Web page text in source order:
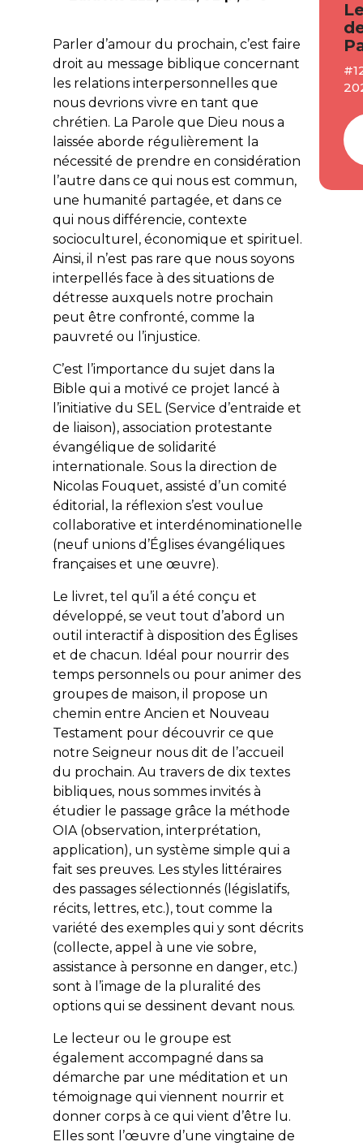
Parler d’amour du prochain, c’est faire
droit au message biblique concernant
les relations interpersonnelles que
nous devrions vivre en tant que
chrétien. La Parole que Dieu nous a
laissée aborde régulièrement la
nécessité de prendre en considération
l’autre dans ce qui nous est commun,
une humanité partagée, et dans ce
qui nous différencie, contexte
socioculturel, économique et spirituel.
Ainsi, il n’est pas rare que nous soyons
interpellés face à des situations de
détresse auxquels notre prochain
peut être confronté, comme la
pauvreté ou l’injustice.
C’est l’importance du sujet dans la
Bible qui a motivé ce projet lancé à
l’initiative du SEL (Service d’entraide et
de liaison), association protestante
évangélique de solidarité
internationale. Sous la direction de
Nicolas Fouquet, assisté d’un comité
éditorial, la réflexion s’est voulue
collaborative et interdénominationelle
(neuf unions d’Églises évangéliques
françaises et une œuvre).
Le livret, tel qu’il a été conçu et
développé, se veut tout d’abord un
outil interactif à disposition des Églises
et de chacun. Idéal pour nourrir des
temps personnels ou pour animer des
groupes de maison, il propose un
chemin entre Ancien et Nouveau
Testament pour découvrir ce que
notre Seigneur nous dit de l’accueil
du prochain. Au travers de dix textes
bibliques, nous sommes invités à
étudier le passage grâce la méthode
OIA (observation, interprétation,
application), un système simple qui a
fait ses preuves. Les styles littéraires
des passages sélectionnés (législatifs,
récits, lettres, etc.), tout comme la
variété des exemples qui y sont décrits
(collecte, appel à une vie sobre,
assistance à personne en danger, etc.)
sont à l’image de la pluralité des
options qui se dessinent devant nous.
Le lecteur ou le groupe est
également accompagné dans sa
démarche par une méditation et un
témoignage qui viennent nourrir et
donner corps à ce qui vient d’être lu.
Elles sont l’œuvre d’une vingtaine de